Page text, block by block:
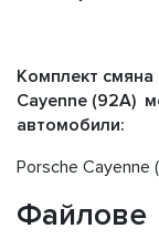
Комплект
Cayenne (92A)
автомобили:
Porsche Cayenne
Файлове